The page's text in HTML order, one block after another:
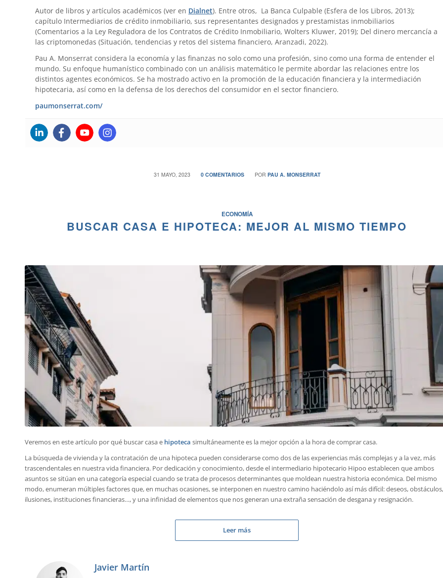
Autor de libros y artículos académicos (ver en Dialnet). Entre otros, La Banca Culpable (Esfera de los Libros, 2013);
capítulo Intermediarios de crédito inmobiliario, sus representantes designados y prestamistas inmobiliarios
(Comentarios a la Ley Reguladora de los Contratos de Crédito Inmobiliario, Wolters Kluwer, 2019); Del dinero mercancía a
las criptomonedas (Situación, tendencias y retos del sistema financiero, Aranzadi, 2022).
Pau A. Monserrat considera la economía y las finanzas no solo como una profesión, sino como una forma de entender el
mundo. Su enfoque humanístico combinado con un análisis matemático le permite abordar las relaciones entre los
distintos agentes económicos. Se ha mostrado activo en la promoción de la educación financiera y la intermediación
hipotecaria, así como en la defensa de los derechos del consumidor en el sector financiero.
paumonserrat.com/
31 MAYO, 2023
/ 0 COMENTARIOS
/ POR PAU A. MONSERRAT
ECONOMÍA
BUSCAR CASA E HIPOTECA: MEJOR AL MISMO TIEMPO
Veremos en este artículo por qué buscar casa e hipoteca simultáneamente es la mejor opción a la hora de comprar casa.
La búsqueda de vivienda y la contratación de una hipoteca pueden considerarse como dos de las experiencias más complejas y a la vez, más
trascendentales en nuestra vida financiera. Por dedicación y conocimiento, desde el intermediario hipotecario Hipoo establecen que ambos
asuntos se sitúan en una categoría especial cuando se trata de procesos determinantes que moldean nuestra historia económica. Del mismo
modo, enumeran múltiples factores que, en muchas ocasiones, se interponen en nuestro camino haciéndolo así más difícil: deseos, obstáculos,
ilusiones, instituciones financieras…, y una infinidad de elementos que nos generan una extraña sensación de desgana y resignación.
Leer más
Javier Martín